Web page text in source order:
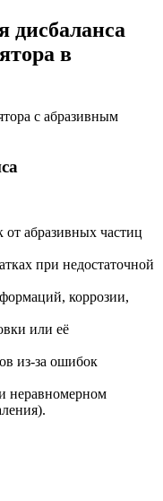
дисбаланса
в
от абразивных частиц
при недостаточной
коррозии,
или её
из-за ошибок
неравномерном